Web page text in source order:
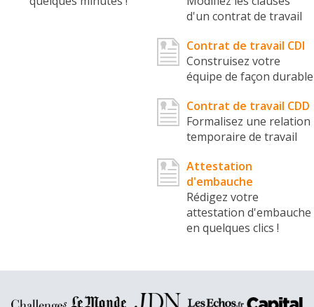
d'un contrat de travail
Contrat de travail CDI
Construisez votre
équipe de façon durable
Contrat de travail CDD
Formalisez une relation
temporaire de travail
Attestation
d'embauche
Rédigez votre
attestation d'embauche
en quelques clics !